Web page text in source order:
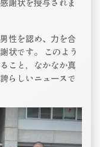
謝状を授与されま
性を認め、力を合
状です。 このよう
こと，なかなか真
らしいニュースで